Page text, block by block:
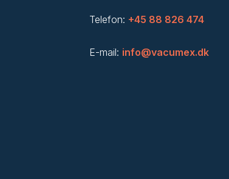
Telefon: +45 88 826 474
E-mail: info@vacumex.dk